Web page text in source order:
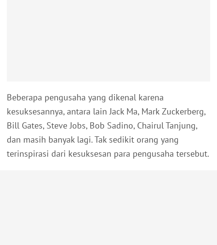
Beberapa pengusaha yang dikenal karena
kesuksesannya, antara lain Jack Ma, Mark Zuckerberg,
Bill Gates, Steve Jobs, Bob Sadino, Chairul Tanjung,
dan masih banyak lagi. Tak sedikit orang yang
terinspirasi dari kesuksesan para pengusaha tersebut.